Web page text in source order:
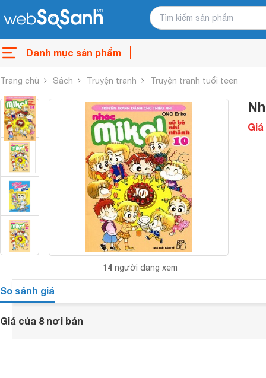
Danh mục sản phẩm
Trang chủ Sách Truyện tranh Truyện tranh tuổi teen
14 người đang xem
So sánh giá
Giá của 8 nơi bán